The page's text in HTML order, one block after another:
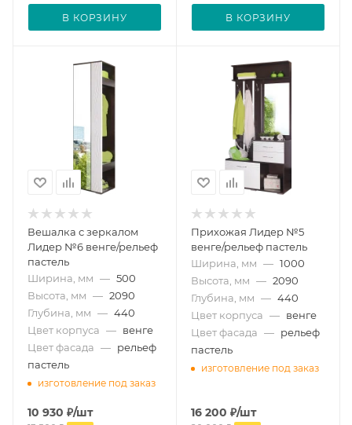
В КОРЗИНУ В КОРЗИНУ
Вешалка с зеркалом
Лидер №6 венге/рельеф
пастель
Ширина, мм — 500
Высота, мм — 2090
Глубина, мм — 440
Цвет корпуса — венге
Цвет фасада — рельеф
пастель
изготовление под заказ
10 930 ₽/шт
Прихожая Лидер №5
венге/рельеф пастель
Ширина, мм — 1000
Высота, мм — 2090
Глубина, мм — 440
Цвет корпуса — венге
Цвет фасада — рельеф
пастель
изготовление под заказ
16 200 ₽/шт